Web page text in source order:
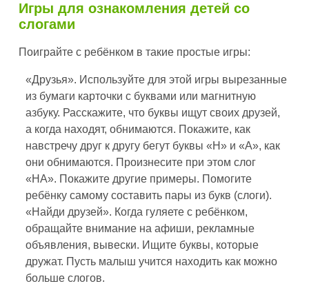
Игры для ознакомления детей со
слогами
Поиграйте с ребёнком в такие простые игры:
«Друзья». Используйте для этой игры вырезанные
из бумаги карточки с буквами или магнитную
азбуку. Расскажите, что буквы ищут своих друзей,
а когда находят, обнимаются. Покажите, как
навстречу друг к другу бегут буквы «Н» и «А», как
они обнимаются. Произнесите при этом слог
«НА». Покажите другие примеры. Помогите
ребёнку самому составить пары из букв (слоги).
«Найди друзей». Когда гуляете с ребёнком,
обращайте внимание на афиши, рекламные
объявления, вывески. Ищите буквы, которые
дружат. Пусть малыш учится находить как можно
больше слогов.